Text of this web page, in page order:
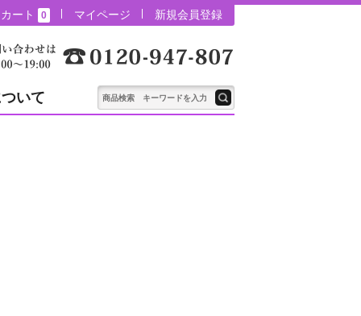
カート 0 マイページ 新規会員登録
いて